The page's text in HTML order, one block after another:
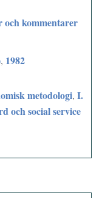
och kommentarer
, 1982
metodologi,I.
och social service